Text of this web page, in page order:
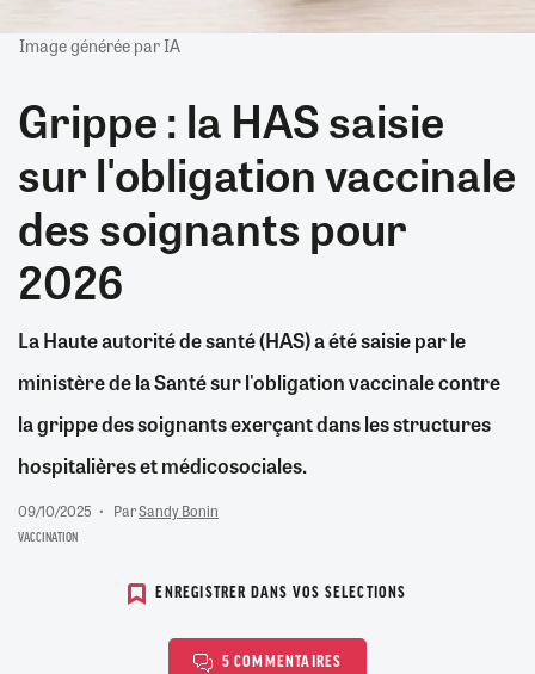
Image générée par IA
Grippe : la HAS saisie
sur l'obligation vaccinale
des soignants pour
2026
La Haute autorité de santé (HAS) a été saisie par le
ministère de la Santé sur l'obligation vaccinale contre
la grippe des soignants exerçant dans les structures
hospitalières et médicosociales.
09/10/2025 ParSandy Bonin
VACCINATION
ENREGISTRER DANS VOS SELECTIONS
5 COMMENTAIRES